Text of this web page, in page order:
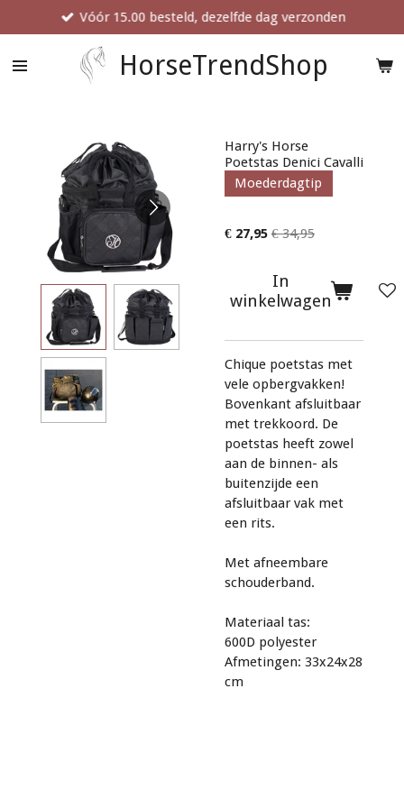
direct
naar
HorseTrendShop
Vóór 15.00 besteld, dezelfde dag verzonden
Harry's Horse
Poetstas Denici Cavalli
Moederdagtip
€ 27,95 € 34,95
In
winkelwagen
Chique poetstas met
vele opbergvakken!
Bovenkant afsluitbaar
met trekkoord. De
poetstas heeft zowel
aan de binnen- als
buitenzijde een
afsluitbaar vak met
een rits.
Met afneembare
schouderband.
Materiaal tas:
600D polyester
Afmetingen: 33x24x28
cm